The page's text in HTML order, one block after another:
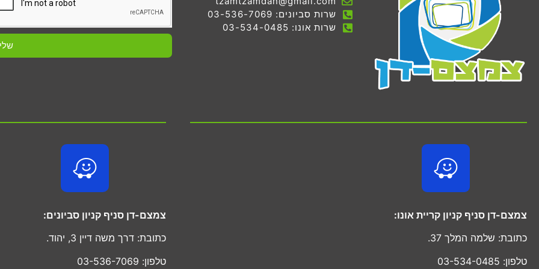
שרות סביונים: 03-536-7069
שרות אונו: 03-534-0485
צמצם-דן סניף קניון קריית אונו:
כתובת: שלמה המלך 37.
טלפון: 03-534-0485
צמצם-דן סניף קניון סביונים:
כתובת: דרך משה דיין 3, יהוד.
טלפון: 03-536-7069